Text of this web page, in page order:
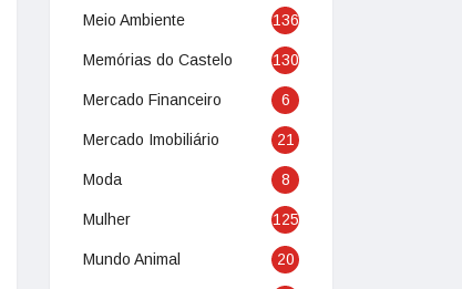
Meio Ambiente 136
Memórias do Castelo 130
Mercado Financeiro 6
Mercado Imobiliário 21
Moda 8
Mulher 125
Mundo Animal 20